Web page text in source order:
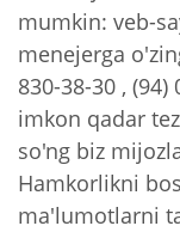
mumkin: veb-
menejerga
830-38-30 ,
imkon qadar
so'ng biz
Hamkorlikni
ma'lumotlarni